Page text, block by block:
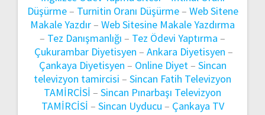
Düşürme– Turnitin Oranı Düşürme– Web Sitene
Makale Yazdır– Web Sitesine Makale Yazdırma
– Tez Danışmanlığı – Tez Ödevi Yaptırma –
Çukurambar Diyetisyen – Ankara Diyetisyen –
Çankaya Diyetisyen – Online Diyet– Sincan
televizyon tamircisi – Sincan Fatih Televizyon
TAMİRCİSİ – Sincan Pınarbaşı Televizyon
TAMİRCİSİ – Sincan Uyducu – Çankaya TV